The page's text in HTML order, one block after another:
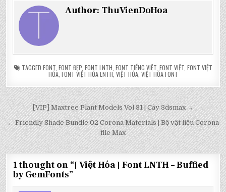
Author: ThuVienDoHoa
TAGGED FONT, FONT ĐẸP, FONT LNTH FONT TIẾNG VIỆT, FONT VIỆT, FONT VIỆT
HÓA, FONT VIỆT HÓA LNTH, VIỆT HÓA, VIỆT HÓA FONT
Điều
hướng
bài
viết
[VIP] Maxtree Plant Models Vol 31 | Cây 3dsmax →
← Friendly Shade Bundle 02 Corona Materials | Bộ vật liệu Corona
file Max
1 thought on “[ Việt Hóa ] Font LNTH – Buffied
by GemFonts”